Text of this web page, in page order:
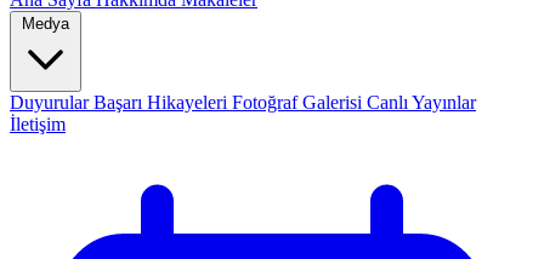
Medya
DuyurularBaşarı Hikayeleri Fotoğraf Galerisi Canlı Yayınlar
İletişim